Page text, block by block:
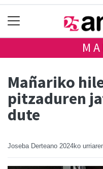
Mañariko
pitzaduren
dute
Joseba Derteano 2024ko